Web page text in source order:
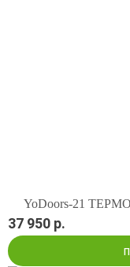
YoDoors-21
37 950 р.